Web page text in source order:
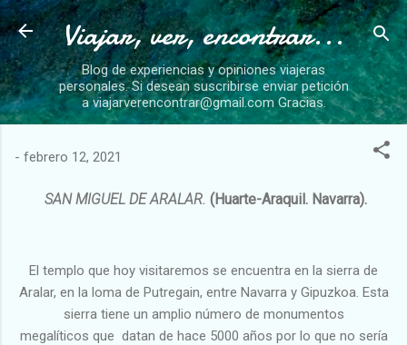
Ir al contenido principal
Viajar, ver, encontrar...
Blog de experiencias y opiniones viajeras
personales. Si desean suscribirse enviar petición
a viajarverencontrar@gmail.com Gracias.
- febrero 12, 2021
SAN MIGUEL DE ARALAR. (Huarte-Araquil. Navarra).
El templo que hoy visitaremos se encuentra en la sierra de
Aralar, en la loma de Putregain, entre Navarra y Gipuzkoa. Esta
sierra tiene un amplio número de monumentos
megalíticos que datan de hace 5000 años por lo que no sería